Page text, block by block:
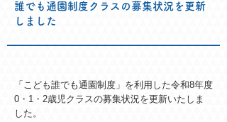
誰でも通園制度クラスの募集状況を更新
しました
「こども誰でも通園制度」を利用した令和8年度
0・1・2歳児クラスの募集状況を更新いたしま
した。